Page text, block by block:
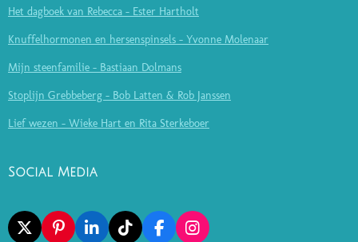
Het dagboek van Rebecca - Ester Hartholt
Knuffelhormonen en hersenspinsels - Yvonne Molenaar
Mijn steenfamilie - Bastiaan Dolmans
Stoplijn Grebbeberg - Bob Latten & Rob Janssen
Lief wezen - Wieke Hart en Rita Sterkeboer
Social Media
X
P
L
T
F
I